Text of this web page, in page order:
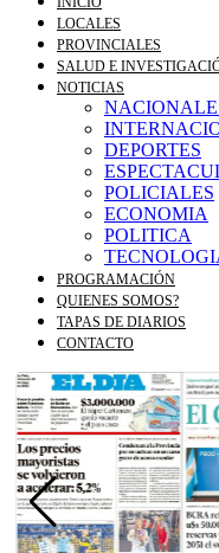
LOCALES
PROVINCIALES
SALUD E
NOTICIAS
DEPORTES
POLICIALES
ECONOMIA
POLITICA
PROGRAMACIÓN
QUIENES SOMOS?
TAPAS DE DIARIOS
CONTACTO